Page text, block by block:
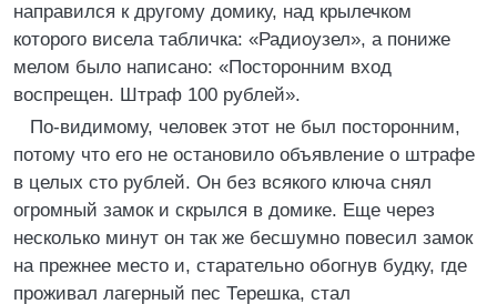
направился к другому домику, над крылечком
которого висела табличка: «Радиоузел», а пониже
мелом было написано: «Посторонним вход
воспрещен. Штраф 100 рублей».
По-видимому, человек этот не был посторонним,
потому что его не остановило объявление о штрафе
в целых сто рублей. Он без всякого ключа снял
огромный замок и скрылся в домике. Еще через
несколько минут он так же бесшумно повесил замок
на прежнее место и, старательно обогнув будку, где
проживал лагерный пес Терешка, стал